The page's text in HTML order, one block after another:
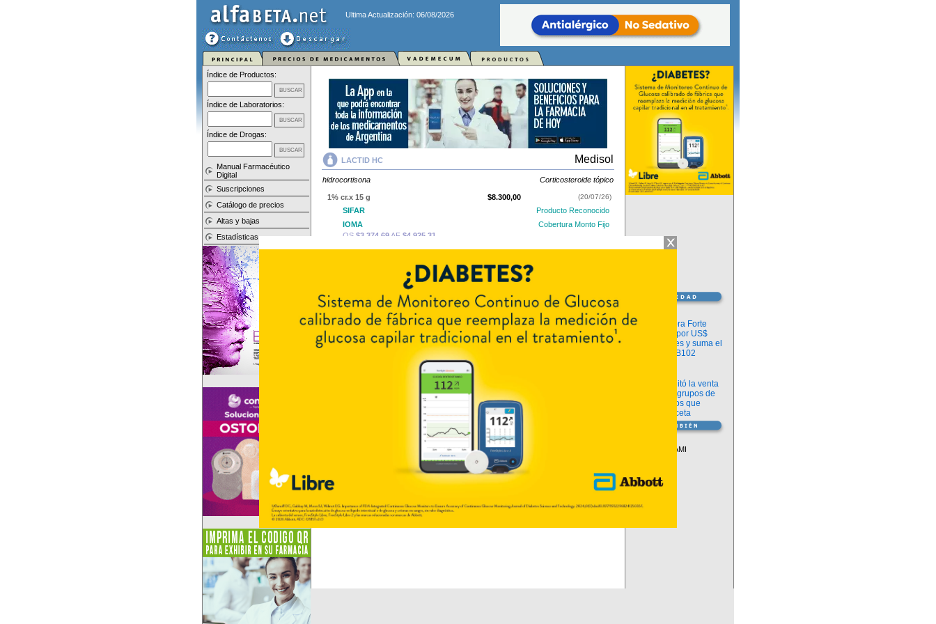
Ultima Actualización: 06/08/2026
Índice de Productos:
Índice de Laboratorios:
Índice de Drogas:
Manual Farmacéutico
Digital
Suscripciones
Catálogo de precios
Altas y bajas
Estadísticas
LACTID HC Medisol
hidrocortisona Corticosteroide tópico
1% cr.x 15 g $8.300,00 (20/07/26)
SIFAR
Producto Reconocido
IOMA
Cobertura Monto Fijo
OS $3.374,69 AF $4.925,31
contienehidrocortisonay se indica como
tópico . Es producido porMedisol y cuenta con 1 presentación disponible.
Explorar más
Otros productos con
Otros productos de
Información
argenx compra Forte
Biosciences por US$
2.200 millones y suma el
anticuerpo FB102
ANMAT habilitó la venta
libre de diez grupos de
medicamentos que
requerían receta
Descuentos PAMI